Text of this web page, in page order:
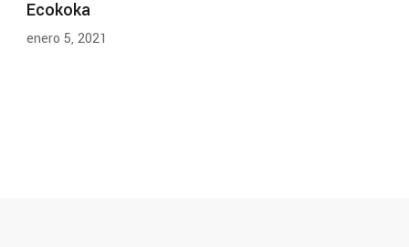
Ecokoka
enero 5, 2021